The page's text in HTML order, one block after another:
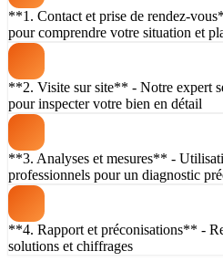
**1. Contact et prise de rendez-
pour comprendre votre situation et
**2. Visite sur site** - Notre expert
pour inspecter votre bien en détail
**3. Analyses et mesures** -
professionnels pour un diagnostic
**4. Rapport et préconisations** -
solutions et chiffrages